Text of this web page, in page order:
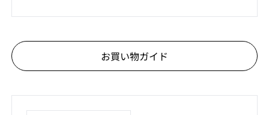
お買い物ガイド